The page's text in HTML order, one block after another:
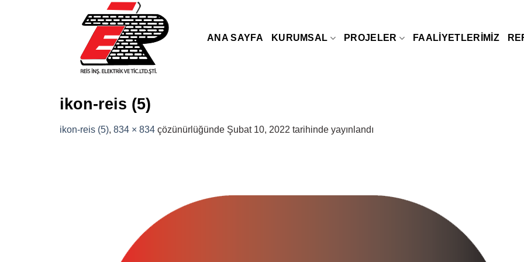
ANA SAYFA KURUMSAL PROJELER FAALIYETLERIMIZ
ikon-reis (5)
ikon-reis (5), 834 × 834 çözünürlüğünde Şubat 10, 2022 tarihinde yayınlandı